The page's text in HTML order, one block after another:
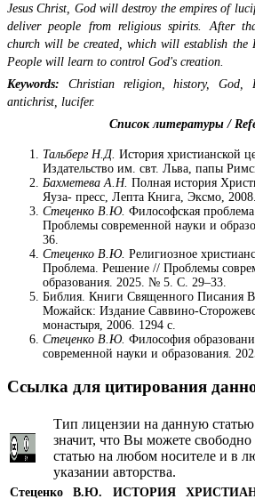
Jesus Christ, God will destroy the empires of
deliver people from religious spirits. After
church will be created, which will establish the
People will learn to control God's creation.
Keywords: Christian religion, history, God,
antichrist, lucifer.
Список литературы /
Тальберг Н.Д. История христианской
Издательство им. свт. Льва, папы
Бахметева А.Н. Полная история
Яуза- пресс, Лепта Книга, Эксмо,
Стеценко В.Ю. Философская
Проблемы современной науки и
36.
Стеценко В.Ю. Религиозное
Проблема. Решение // Проблемы
образования. 2025. № 5. С. 29–33.
Библия. Книги Священного Писания
Можайск: Издание Саввино-
монастыря, 2006. 1294 с.
Стеценко В.Ю. Философия
современной науки и образования.
Ссылка для цитирования
Тип лицензии на данную
значит, что Вы можете
статью на любом носителе и в
указании авторства.
Стеценко В.Ю. ИСТОРИЯ